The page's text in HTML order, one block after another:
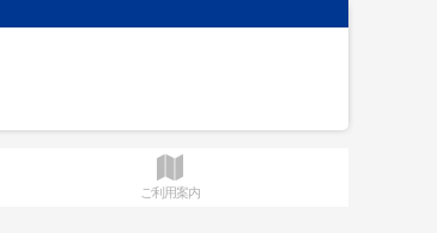
ご利用案内